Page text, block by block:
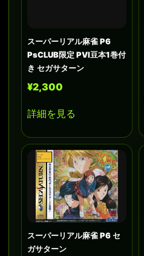
スーパーリアル麻雀 P6
PsCLUB限定 PVI豆本1巻付
き セガサターン
¥2,300
詳細を見る
スーパーリアル麻雀 P6 セ
ガサターン